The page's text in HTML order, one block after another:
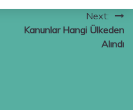
Next:
Kanunlar Hangi Ülkeden
Alındı